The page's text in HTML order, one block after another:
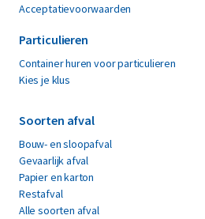
Acceptatievoorwaarden
Particulieren
Container huren voor particulieren
Kies je klus
Soorten afval
Bouw- en sloopafval
Gevaarlijk afval
Papier en karton
Restafval
Alle soorten afval